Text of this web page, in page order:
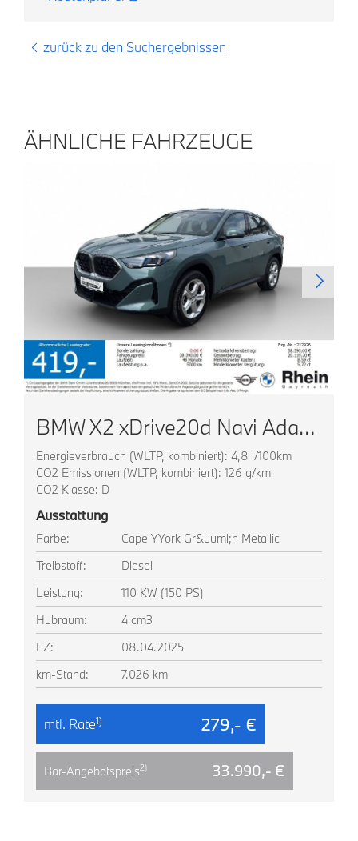
zurück zu den Suchergebnissen
ÄHNLICHE FAHRZEUGE
BMW X2 xDrive20d Navi AdapLED ACC HUD Park+ Komfortz
Energieverbrauch (WLTP, kombiniert): 4,8 l/100km
CO2 Emissionen (WLTP, kombiniert): 126 g/km
CO2 Klasse: D
Ausstattung
Farbe:
Cape YYork Gr&uuml;n Metallic
Treibstoff:
Diesel
Leistung:
110 KW (150 PS)
Hubraum:
4 cm3
EZ:
08.04.2025
km-Stand:
7.026 km
mtl. Rate1) 279,- €
Bar-Angebotspreis2) 33.990,- €